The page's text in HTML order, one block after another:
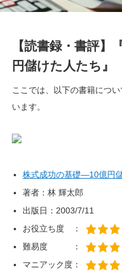
【読書録・書評
円儲けた人たち』
ここでは、以下の書籍につ
います。
株式成功の基礎―10億円
著者：林 輝太郎
出版日：2003/7/11
お役立ち度 ：
難易度 ：
マニアック度：